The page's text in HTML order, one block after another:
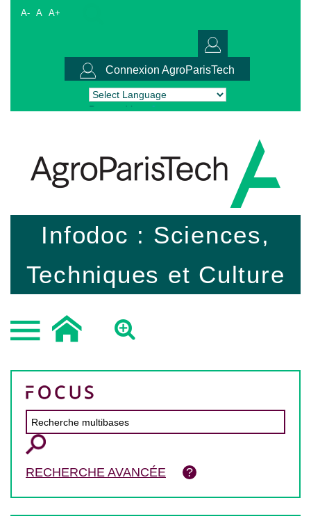
A- A A+
Connexion AgroParisTech
Powered by Translate
Infodoc : Sciences,
Techniques et Culture
RECHERCHE AVANCÉE